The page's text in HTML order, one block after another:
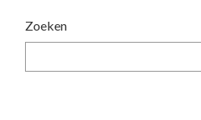
Zoeken